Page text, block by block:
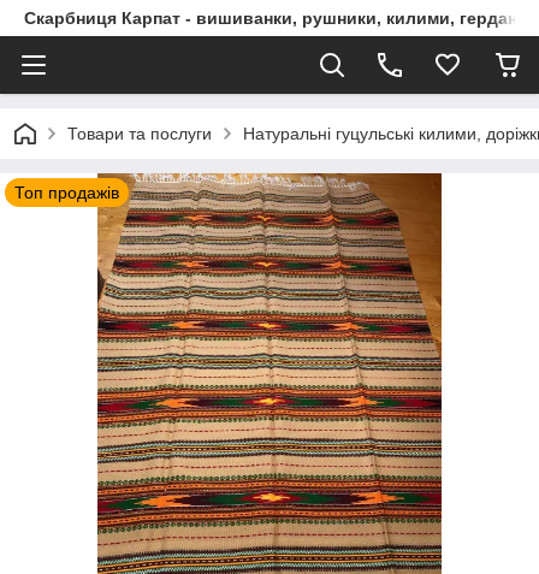
Скарбниця Карпат - вишиванки, рушники, килими, гердани,
Товари та послуги Натуральні гуцульські килими,
Топ продажів